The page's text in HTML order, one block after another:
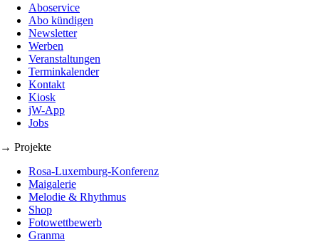
Aboservice
Abo kündigen
Newsletter
Werben
Veranstaltungen
Terminkalender
Kontakt
Kiosk
jW-App
Jobs
→ Projekte
Rosa-Luxemburg-Konferenz
Maigalerie
Melodie & Rhythmus
Shop
Fotowettbewerb
Granma